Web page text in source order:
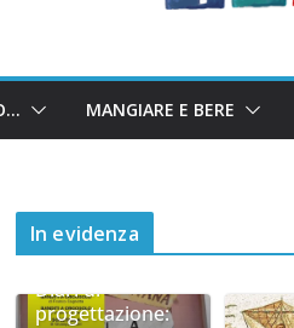
MANGIARE E BERE
In evidenza
Diari di
progettazione: